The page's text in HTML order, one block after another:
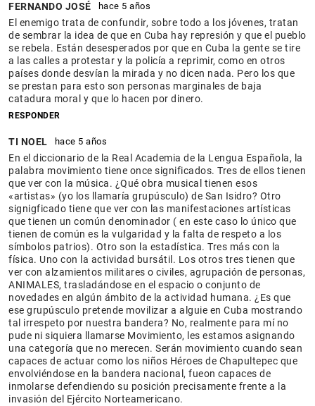
FERNANDO JOSÉ hace 5 años
El enemigo trata de confundir, sobre todo a los jóvenes, tratan
de sembrar la idea de que en Cuba hay represión y que el pueblo
se rebela. Están desesperados por que en Cuba la gente se tire
a las calles a protestar y la policía a reprimir, como en otros
países donde desvían la mirada y no dicen nada. Pero los que
se prestan para esto son personas marginales de baja
catadura moral y que lo hacen por dinero.
RESPONDER
TI NOEL hace 5 años
En el diccionario de la Real Academia de la Lengua Española, la
palabra movimiento tiene once significados. Tres de ellos tienen
que ver con la música. ¿Qué obra musical tienen esos
«artistas» (yo los llamaría grupúsculo) de San Isidro? Otro
signigficado tiene que ver con las manifestaciones artísticas
que tienen un común denominador ( en este caso lo único que
tienen de común es la vulgaridad y la falta de respeto a los
símbolos patrios). Otro son la estadística. Tres más con la
física. Uno con la actividad bursátil. Los otros tres tienen que
ver con alzamientos militares o civiles, agrupación de personas,
ANIMALES, trasladándose en el espacio o conjunto de
novedades en algún ámbito de la actividad humana. ¿Es que
ese grupúsculo pretende movilizar a alguie en Cuba mostrando
tal irrespeto por nuestra bandera? No, realmente para mí no
pude ni siquiera llamarse Movimiento, les estamos asignando
una categoría que no merecen. Serán movimiento cuando sean
capaces de actuar como los niños Héroes de Chapultepec que
envolviéndose en la bandera nacional, fueon capaces de
inmolarse defendiendo su posición precisamente frente a la
invasión del Ejército Norteamericano.